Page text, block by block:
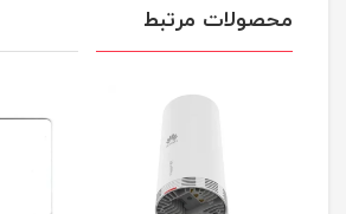
محصولات مرتبط